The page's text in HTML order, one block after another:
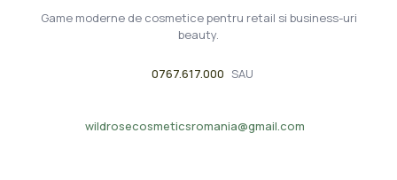
Game moderne de cosmetice pentru retail si business-uri
beauty.
0767.617.000 SAU
wildrosecosmeticsromania@gmail.com